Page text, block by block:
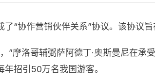
“协作营销伙伴关系”协议。该协议
”摩洛哥辅弼萨阿德丁·奥斯曼尼在
招引50万名我国游客。